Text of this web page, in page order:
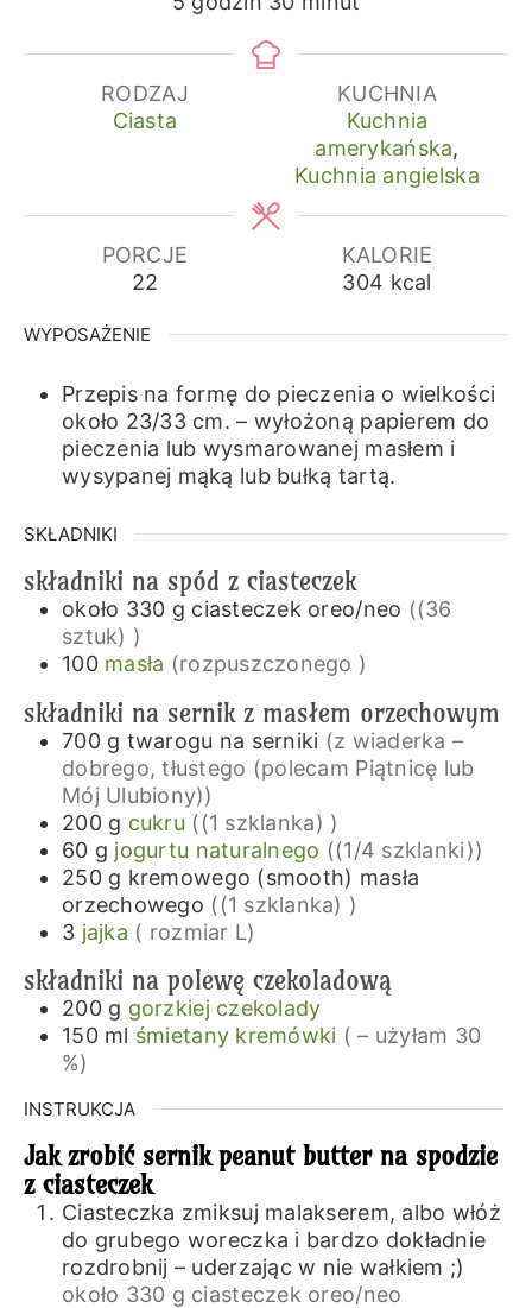
RODZAJ
Ciasta
KUCHNIA
Kuchnia
amerykańska,
Kuchnia angielska
PORCJE
22
KALORIE
304 kcal
WYPOSAŻENIE
Przepis na formę do pieczenia o wielkości
około 23/33 cm.– wyłożoną papierem do
pieczenia lub wysmarowanej masłem i
wysypanej mąką lub bułką tartą.
SKŁADNIKI
składniki na spód z ciasteczek
około 330 g ciasteczek oreo/neo ((36
sztuk) )
100 masła (rozpuszczonego )
składniki na sernik z masłem orzechowym
700 g twarogu na serniki (z wiaderka –
dobrego, tłustego (polecam Piątnicę lub
Mój Ulubiony))
200 g cukru ((1 szklanka) )
60 g jogurtu naturalnego ((1/4 szklanki))
250 g kremowego (smooth) masła
orzechowego ((1 szklanka) )
3 jajka ( rozmiar L)
składniki na polewę czekoladową
200 g gorzkiej czekolady
150 ml śmietany kremówki ( – użyłam 30
%)
INSTRUKCJA
Jak zrobić sernik peanut butter na spodzie
z ciasteczek
Ciasteczka zmiksuj malakserem, albo włóż
do grubego woreczka i bardzo dokładnie
rozdrobnij – uderzając w nie wałkiem ;)
około 330 g ciasteczek oreo/neo